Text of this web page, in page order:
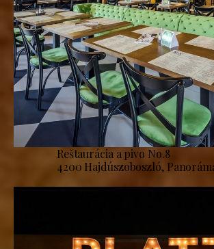
Reštaurácia a pivo No.8
4200 Hajdúszoboszló,